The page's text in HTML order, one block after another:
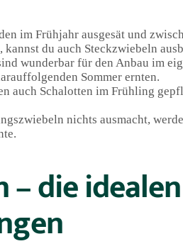
im Frühjahr ausgesät und
du auch Steckzwiebeln
wunderbar für den Anbau im
Sommer ernten.
auch Schalotten im Frühling
nichts ausmacht,
die idealen